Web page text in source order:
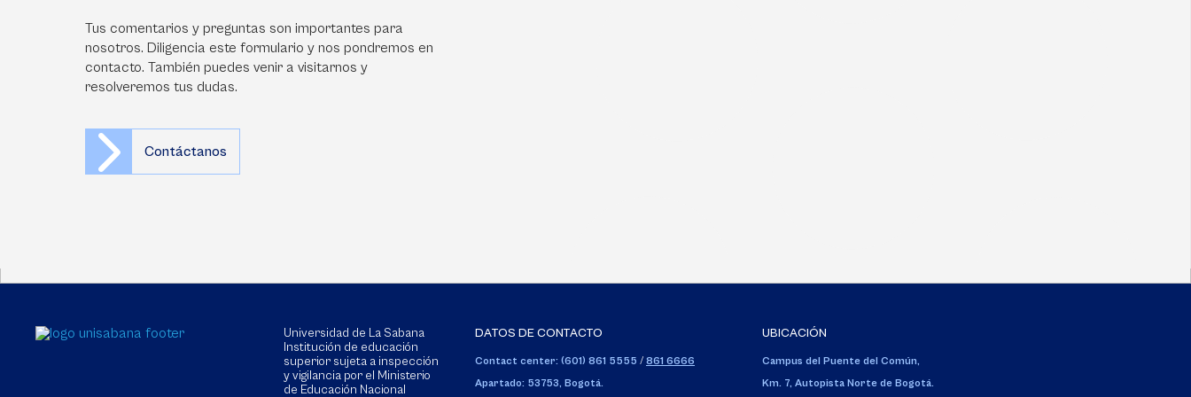
Tus comentarios y preguntas son importantes para
nosotros. Diligencia este formulario y nos pondremos en
contacto. También puedes venir a visitarnos y
resolveremos tus dudas.
Contáctanos
Universidad de La Sabana
Institución de educación
superior sujeta a inspección
y vigilancia por el Ministerio
de Educación Nacional
DATOS DE CONTACTO
Contact center: (601) 861 5555 / 861 6666
Apartado: 53753, Bogotá.
UBICACIÓN
Campus del Puente del Común,
Km. 7, Autopista Norte de Bogotá.